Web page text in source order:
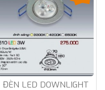
ĐÈN LED DOWNLIGHT